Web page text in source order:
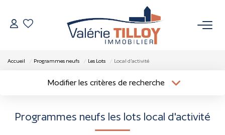
VENDRE
Accueil Programmes neufs Les Lots Local d'activité
Modifier les critères de recherche
Programmes neufs les lots local d'activité